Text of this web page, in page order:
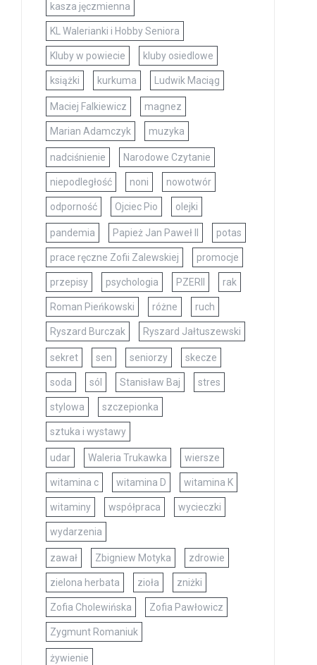
kasza jęczmienna
KL Walerianki i Hobby Seniora
Kluby w powiecie kluby osiedlowe
książki kurkuma Ludwik Maciąg
Maciej Falkiewicz magnez
Marian Adamczyk muzyka
nadciśnienie Narodowe Czytanie
niepodległość noni nowotwór
odporność Ojciec Pio olejki
pandemia Papież Jan Paweł II potas
prace ręczne Zofii Zalewskiej promocje
przepisy psychologia PZERII rak
Roman Pieńkowski różne ruch
Ryszard Burczak Ryszard Jałtuszewski
sekret sen seniorzy skecze
soda sól Stanisław Baj stres
stylowa szczepionka
sztuka i wystawy
udar Waleria Trukawka wiersze
witamina c witamina D witamina K
witaminy współpraca wycieczki
wydarzenia
zawał Zbigniew Motyka zdrowie
zielona herbata zioła zniżki
Zofia Cholewińska Zofia Pawłowicz
Zygmunt Romaniuk
żywienie